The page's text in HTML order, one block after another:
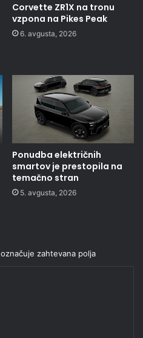
Corvette ZR1X na tronu
vzpona na Pikes Peak
6. avgusta, 2026
Ponudba električnih
smartov je prestopila na
temačno stran
5. avgusta, 2026
označuje zahtevana polja